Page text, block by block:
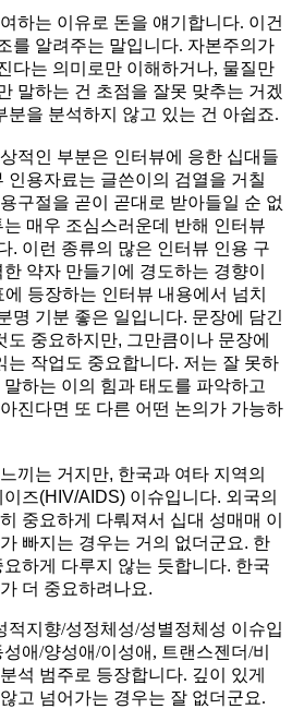
하는 이유로 돈을 얘기합니다. 이건
를 알려주는 말입니다. 자본주의가
다는 의미로만 이해하거나, 물질만
말하는 건 초점을 잘못 맞추는 거겠
분을 분석하지 않고 있는 건 아쉽죠.
적인 부분은 인터뷰에 응한 십대들
인용자료는 글쓴이의 검열을 거칠
구절을 곧이 곧대로 받아들일 순 없
매우 조심스러운데 반해 인터뷰
. 이런 종류의 많은 인터뷰 인용 구
약자 만들기에 경도하는 경향이
등장하는 인터뷰 내용에서 넘치
명 기분 좋은 일입니다. 문장에 담긴
도 중요하지만, 그만큼이나 문장에
는 작업도 중요합니다. 저는 잘 못하
하는 이의 힘과 태도를 파악하고
진다면 또 다른 어떤 논의가 가능하
끼는 거지만, 한국과 여타 지역의
즈(HIV/AIDS) 이슈입니다. 외국의
중요하게 다뤄져서 십대 성매매 이
빠지는 경우는 거의 없더군요. 한
하게 다루지 않는 듯합니다. 한국
더 중요하려나요.
적지향/성정체성/성별정체성 이슈입
애/양성애/이성애, 트랜스젠더/비
석 범주로 등장합니다. 깊이 있게
고 넘어가는 경우는 잘 없더군요.